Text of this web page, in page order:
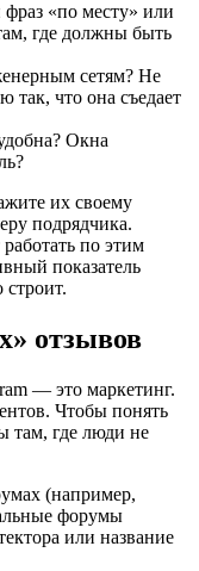
«по месту» или
где должны быть
сетям? Не
так, что она съедает
Окна
их своему
подрядчика.
по этим
показатель
строит.
отзывов
— это маркетинг.
Чтобы понять
там, где люди не
(например,
форумы
или название